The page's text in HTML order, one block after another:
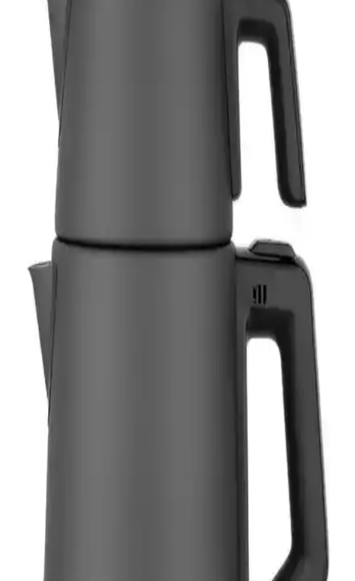
Arzum AR3014 Florido Gizli Rezistanslı Su Isıtıcısı, 2 litre
kapasiteyle ev ve ofis için pratik çözümdür. Gizli rezistans temizliği
kolaylaştırır; otomatik kapanma güvenlik sağlar. Beyaz çelik gövde
ve şeffaf dolum bölmesiyle kullanışlı.
Sunny Sunny Lateafe 1500 W Cam Üstü Çay
Makinası: Özellikler, Tasarım ve Performans
Sunny Lateafe 1500 W Cam Üstü Çay Makinası, iki hazneyle hızlı
çay ve sıcak su sunar. 0,7 L cam demlik, 1,7 L su ısıtıcısı; şeffaf
seviye göstergesi, ışıklı kaynama göstergesi, gizli rezistans, otomatik
kapanma ve sıcak tutma ile güvenli ve pratiktir.
ASBEN Aguilas 24V Oto Su Isıtıcı: Çelik Gövdeyle
ASBEN Aguilas, 2400 W çelik gövdeli araç içi su ısıtıcısıdır; 220-
240 V ile uyumlu olarak hızlı ısıtma sağlar. Otomatik kapanma yok,
hacim sınırlamaları ve uyum sorunları kullanıcı yorumlarında öne
çıkar; güvenli kullanım için dikkatli izleme gerekir.
Smeg 50 Style Retro Krem Kettle 1,7 Litre
Paslanmaz Çelik Tasarımı ve Güvenlik Özellikleriyle
Öne Çıkıyor
Smeg 50 Style Retro Krem Kettle, 1,7 litre kapasitesi, paslanmaz
çelik gövdesi ve güvenlik özellikleriyle modern mutfaklara şıklık ve
fonksiyonellik katıyor.
3D 1 Litre 24 Volt Araç İçi Su Isıtıcı Kettle İnceleme
ve Kullanım Rehberi
Bu incelemede, 3D 1 Litre 24 Volt araç içi su ısıtıcısının özellikleri,
kullanım alanları ve kullanıcı yorumları detaylı şekilde ele alınmıştır.
Vestel Retro Siyah Su Isıtıcı: Estetik ve
Fonksiyonellik Sunan Modern Tasarım